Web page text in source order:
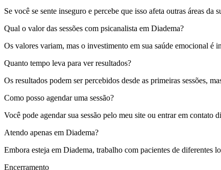
Se você se sente inseguro e percebe que isso afeta outras áreas
Qual o valor das sessões com psicanalista em Diadema?
Os valores variam, mas o investimento em sua saúde emocional é
Quanto tempo leva para ver resultados?
Os resultados podem ser percebidos desde as primeiras sessões,
Como posso agendar uma sessão?
Você pode agendar sua sessão pelo meu site ou entrar em contato
Atendo apenas em Diadema?
Embora esteja em Diadema, trabalho com pacientes de diferentes
Encerramento